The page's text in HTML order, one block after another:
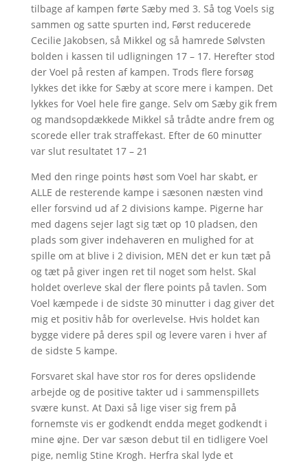
tilbage af kampen førte Sæby med 3. Så tog Voels sig
sammen og satte spurten ind, Først reducerede
Cecilie Jakobsen, så Mikkel og så hamrede Sølvsten
bolden i kassen til udligningen 17 – 17. Herefter stod
der Voel på resten af kampen. Trods flere forsøg
lykkes det ikke for Sæby at score mere i kampen. Det
lykkes for Voel hele fire gange. Selv om Sæby gik frem
og mandsopdækkede Mikkel så trådte andre frem og
scorede eller trak straffekast. Efter de 60 minutter
var slut resultatet 17 – 21
Med den ringe points høst som Voel har skabt, er
ALLE de resterende kampe i sæsonen næsten vind
eller forsvind ud af 2 divisions kampe. Pigerne har
med dagens sejer lagt sig tæt op 10 pladsen, den
plads som giver indehaveren en mulighed for at
spille om at blive i 2 division, MEN det er kun tæt på
og tæt på giver ingen ret til noget som helst. Skal
holdet overleve skal der flere points på tavlen. Som
Voel kæmpede i de sidste 30 minutter i dag giver det
mig et positiv håb for overlevelse. Hvis holdet kan
bygge videre på deres spil og levere varen i hver af
de sidste 5 kampe.
Forsvaret skal have stor ros for deres opslidende
arbejde og de positive takter ud i sammenspillets
svære kunst. At Daxi så lige viser sig frem på
fornemste vis er godkendt endda meget godkendt i
mine øjne. Der var sæson debut til en tidligere Voel
pige, nemlig Stine Krogh. Herfra skal lyde et